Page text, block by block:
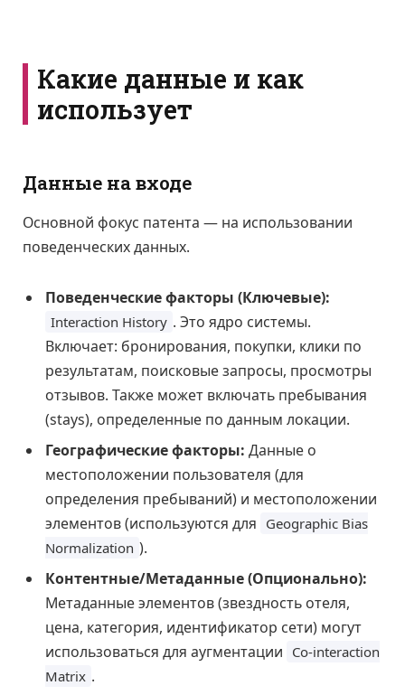
Какие данные и как
использует
Данные на входе
Основной фокус патента — на использовании
поведенческих данных.
Поведенческие факторы (Ключевые):
Interaction History . Это ядро системы.
Включает: бронирования, покупки, клики по
результатам, поисковые запросы, просмотры
отзывов. Также может включать пребывания
(stays), определенные по данным локации.
Географические факторы: Данные о
местоположении пользователя (для
определения пребываний) и местоположении
элементов (используются для Geographic Bias
Normalization ).
Контентные/Метаданные (Опционально):
Метаданные элементов (звездность отеля,
цена, категория, идентификатор сети) могут
использоваться для аугментации Co-interaction
Matrix .